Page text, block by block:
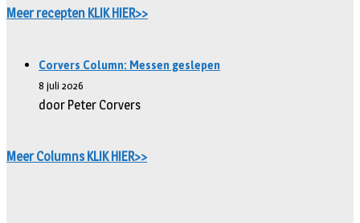
Meer recepten KLIK HIER>>
Corvers Column: Messen geslepen
8 juli 2026
door Peter Corvers
Meer Columns KLIK HIER>>